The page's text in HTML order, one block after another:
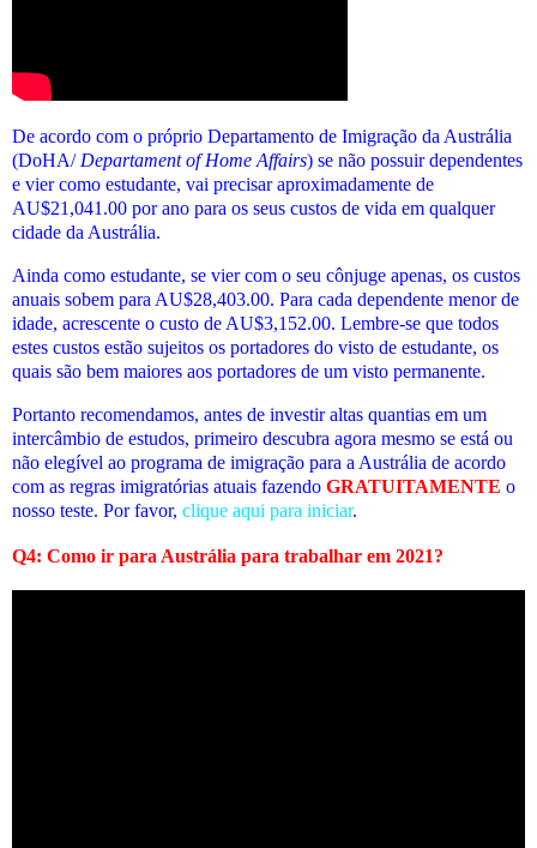
De acordo com o próprio Departamento de Imigração da Austrália
(DoHA/ Departament of Home Affairs) se não possuir dependentes
e vier como estudante, vai precisar aproximadamente de
AU$21,041.00 por ano para os seus custos de vida em qualquer
cidade da Austrália.
Ainda como estudante, se vier com o seu cônjuge apenas, os custos
anuais sobem para AU$28,403.00. Para cada dependente menor de
idade, acrescente o custo de AU$3,152.00. Lembre-se que todos
estes custos estão sujeitos os portadores do visto de estudante, os
quais são bem maiores aos portadores de um visto permanente.
Portanto recomendamos, antes de investir altas quantias em um
intercâmbio de estudos, primeiro descubra agora mesmo se está ou
não elegível ao programa de imigração para a Austrália de acordo
com as regras imigratórias atuais fazendo GRATUITAMENTE o
nosso teste. Por favor, clique aqui para iniciar.
Q4: Como ir para Austrália para trabalhar em 2021?